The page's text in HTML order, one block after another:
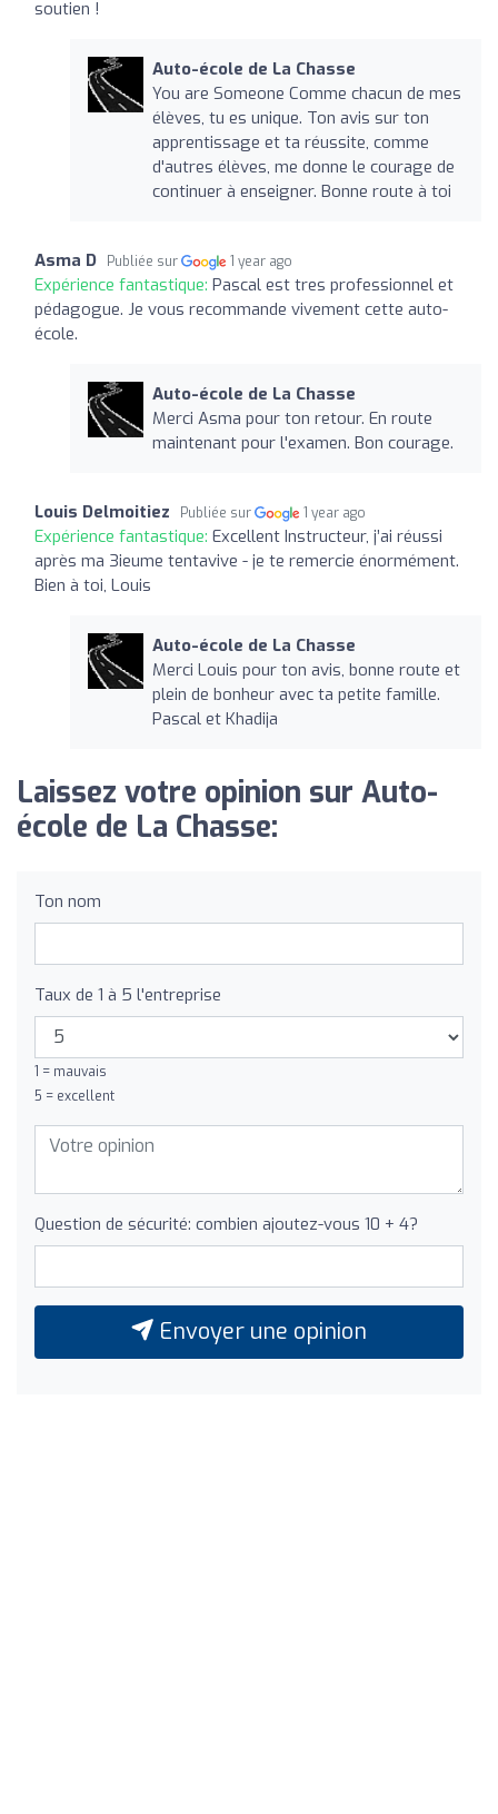
soutien !
Auto-école de La Chasse
You are Someone Comme chacun de mes
élèves, tu es unique. Ton avis sur ton
apprentissage et ta réussite, comme
d'autres élèves, me donne le courage de
continuer à enseigner. Bonne route à toi
Asma D Publiée sur 1 year ago
Expérience fantastique: Pascal est tres professionnel et
pédagogue. Je vous recommande vivement cette auto-
école.
Auto-école de La Chasse
Merci Asma pour ton retour. En route
maintenant pour l'examen. Bon courage.
Louis Delmoitiez Publiée sur 1 year ago
Expérience fantastique: Excellent Instructeur, j’ai réussi
après ma 3ieume tentavive - je te remercie énormément.
Bien à toi, Louis
Auto-école de La Chasse
Merci Louis pour ton avis, bonne route et
plein de bonheur avec ta petite famille.
Pascal et Khadija
Laissez votre opinion sur Auto-
école de La Chasse:
Ton nom
Taux de 1 à 5 l'entreprise
1 = mauvais
5 = excellent
Question de sécurité: combien ajoutez-vous 10 + 4?
Envoyer une opinion